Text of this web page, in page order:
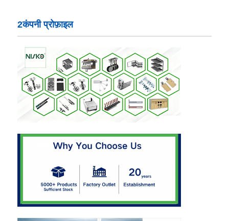
दराज धावक स्लाइड
रसोई भंडारण समाधान
कोठरी संगठन
कैबिनेट हैंगिंग ब्रैकेट
फ्लैप फिटिंग
कैबिनेट फिटिंग
2कंपनी प्रोफ़ाइल